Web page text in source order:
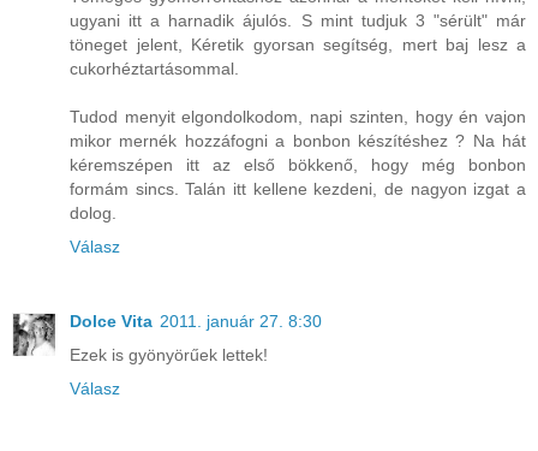
ugyani itt a harnadik ájulós. S mint tudjuk 3 "sérült" már
töneget jelent, Kéretik gyorsan segítség, mert baj lesz a
cukorhéztartásommal.
Tudod menyit elgondolkodom, napi szinten, hogy én vajon
mikor mernék hozzáfogni a bonbon készítéshez ? Na hát
kéremszépen itt az első bökkenő, hogy még bonbon
formám sincs. Talán itt kellene kezdeni, de nagyon izgat a
dolog.
Válasz
Dolce Vita 2011. január 27. 8:30
Ezek is gyönyörűek lettek!
Válasz